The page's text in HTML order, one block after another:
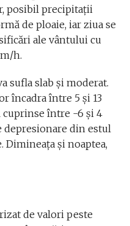
posibil precipitații
de ploaie, iar ziua se
ale vântului cu
h.
sufla slab și moderat.
încadra între 5 și 13
cuprinse între -6 și 4
depresionare din estul
Dimineața și noaptea,
de valori peste